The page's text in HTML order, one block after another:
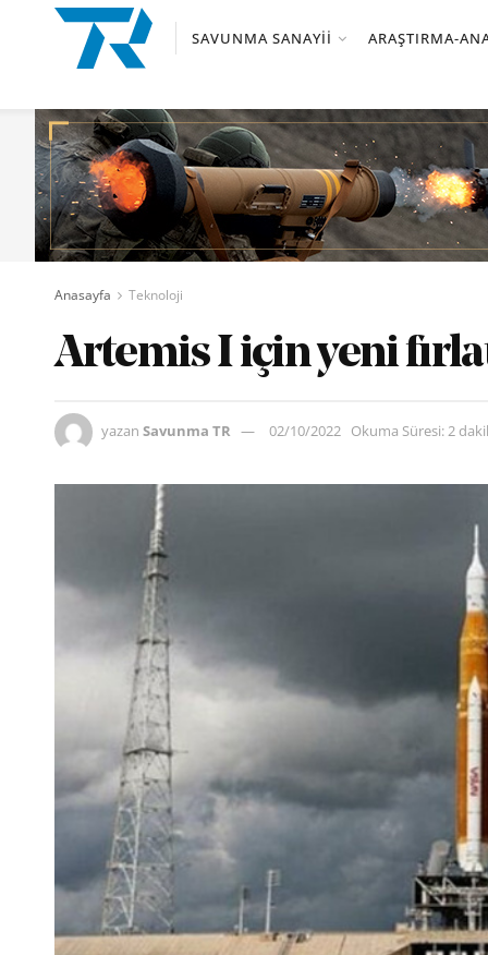
SAVUNMA SANAYII ARAŞTIRMA-
Anasayfa Teknoloji
Artemis I için yeni
yazan Savunma TR 02/10/2022 Okuma Süresi: 2